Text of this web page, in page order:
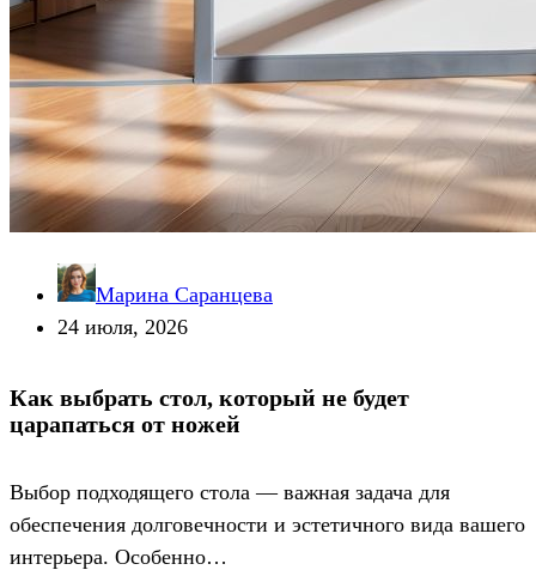
Марина Саранцева
24 июля, 2026
Как выбрать стол, который не будет
царапаться от ножей
Выбор подходящего стола — важная задача для
обеспечения долговечности и эстетичного вида вашего
интерьера. Особенно…